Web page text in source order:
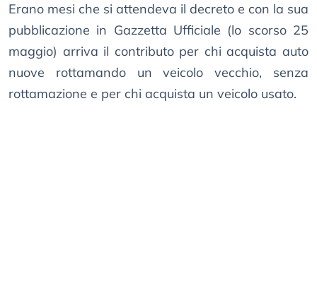
Erano mesi che si attendeva il decreto e con la sua
pubblicazione in Gazzetta Ufficiale (lo scorso 25
maggio) arriva il contributo per chi acquista auto
nuove rottamando un veicolo vecchio, senza
rottamazione e per chi acquista un veicolo usato.